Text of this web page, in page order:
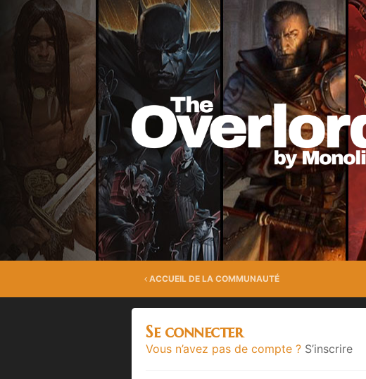
ACCUEIL DE LA COMMUNAUTÉ
Se connecter
Vous n’avez pas de compte ? S’inscrire